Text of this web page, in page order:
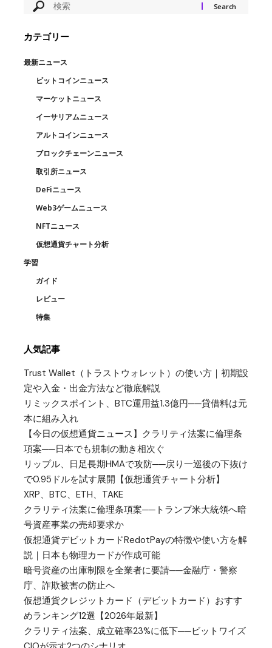
カテゴリー
最新ニュース
ビットコインニュース
マーケットニュース
イーサリアムニュース
アルトコインニュース
ブロックチェーンニュース
取引所ニュース
DeFiニュース
Web3ゲームニュース
NFTニュース
仮想通貨チャート分析
学習
ガイド
レビュー
特集
人気記事
Trust Wallet（トラストウォレット）の使い方｜初期設
定や入金・出金方法など徹底解説
リミックスポイント、BTC運用益1.3億円──貸借料は元
本に組み入れ
【今日の仮想通貨ニュース】クラリティ法案に倫理条
項案──日本でも規制の動き相次ぐ
リップル、日足長期HMAで攻防──戻り一巡後の下抜け
で0.95ドルを試す展開【仮想通貨チャート分析】
XRP、BTC、ETH、TAKE
クラリティ法案に倫理条項案──トランプ米大統領へ暗
号資産事業の売却要求か
仮想通貨デビットカードRedotPayの特徴や使い方を解
説｜日本も物理カードが作成可能
暗号資産の出庫制限を全業者に要請──金融庁・警察
庁、詐欺被害の防止へ
仮想通貨クレジットカード（デビットカード）おすす
めランキング12選【2026年最新】
クラリティ法案、成立確率23%に低下──ビットワイズ